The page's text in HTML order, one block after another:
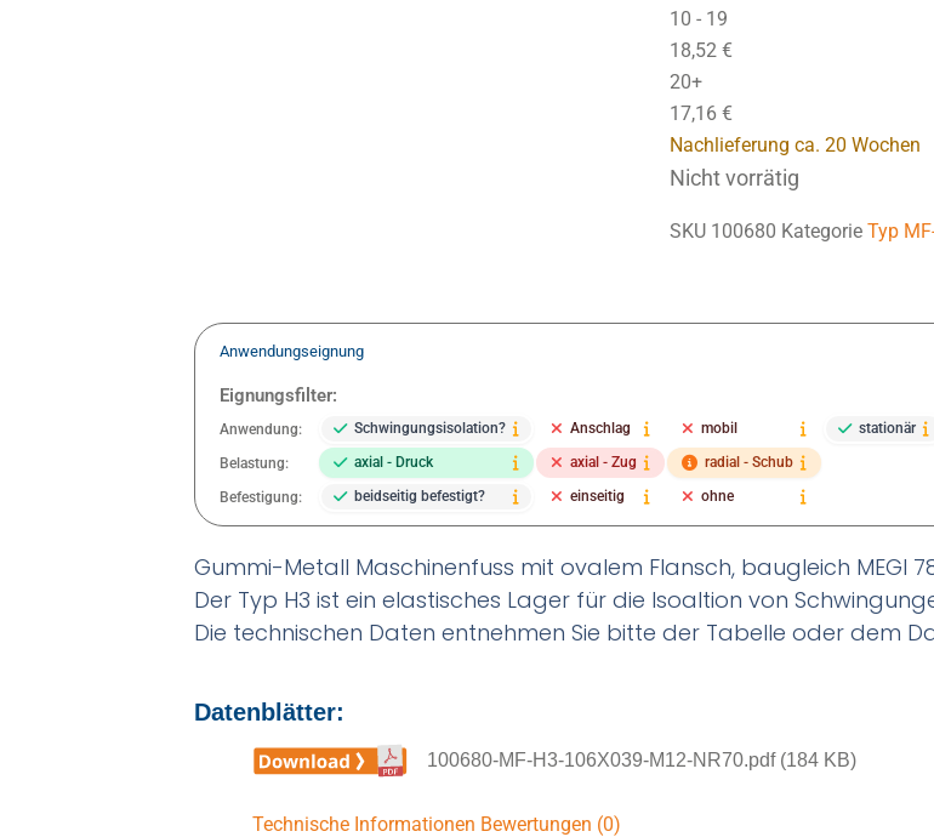
10 - 19
18,52 €
20+
17,16 €
Nachlieferung ca. 20 Wochen
Nicht vorrätig
SKU 100680 Kategorie Typ
Anwendungseignung
Eignungsfilter:
Anwendung: Schwingungsisolation? Anschlag mobil stationär
Belastung: axial - Druck axial - Zug radial - Schub
Befestigung: beidseitig befestigt? einseitig ohne
Gummi-Metall Maschinenfuss mit ovalem Flansch, baugleich MEGI
Der Typ H3 ist ein elastisches Lager für die Isoaltion von
Die technischen Daten entnehmen Sie bitte der Tabelle oder dem
Datenblätter:
100680-MF-H3-106X039-M12-NR70.pdf (184 KB)
Technische Informationen Bewertungen (0)